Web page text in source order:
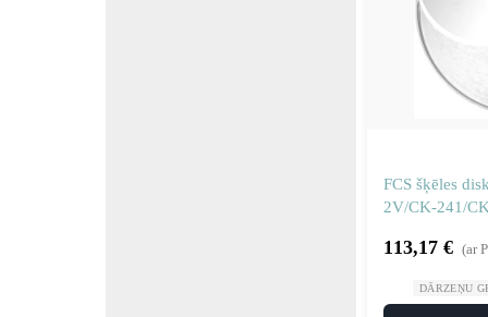
FCS šķēles
2V/CK-241/
113,17 € (ar
DĀRZEŅU